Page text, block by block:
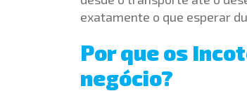
exatamente o que esperar
Por que os
negócio?